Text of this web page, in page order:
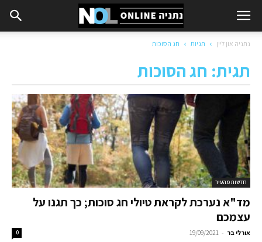
נתניה און ליין תגיות חג הסוכות
תגית: חג הסוכות
חדשות מהעיר
מד"א נערכת לקראת טיולי חג סוכות; כך תגנו על
עצמכם
אורלי בר -
19/09/2021
0